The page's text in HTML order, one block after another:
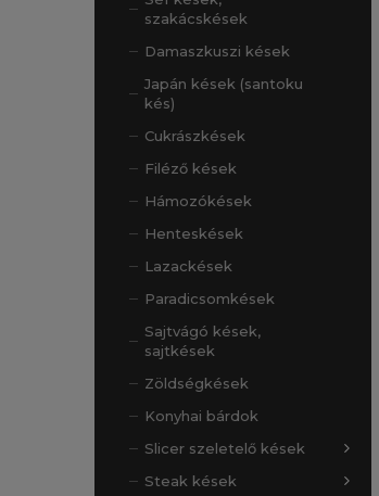
szakácskések
Damaszkuszi kések
Japán kések (santoku
kés)
Cukrászkések
Filéző kések
Hámozókések
Henteskések
Lazackések
Paradicsomkések
Sajtvágó kések,
sajtkések
Zöldségkések
Konyhai bárdok
Slicer szeletelő kések
Steak kések